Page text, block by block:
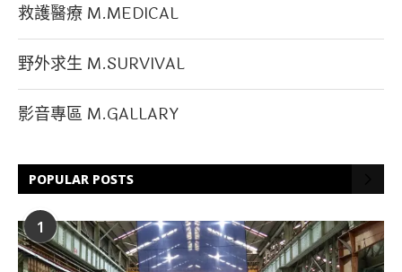
救護醫療 M.MEDICAL
野外求生 M.SURVIVAL
影音專區 M.GALLARY
POPULAR POSTS
1